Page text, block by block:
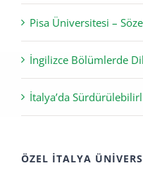
Pisa Üniversitesi –
İngilizce Bölümlerde
İtalya’da
ÖZEL İTALYA